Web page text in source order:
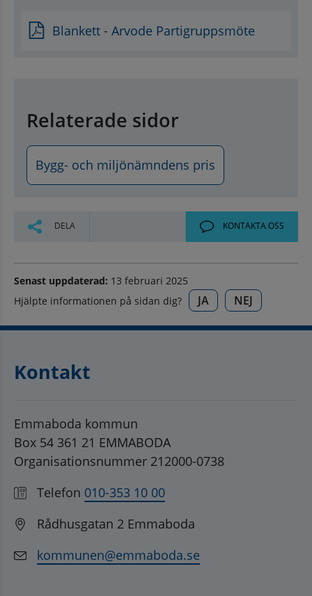
Blankett - Arvode Partigruppsmöte
Relaterade sidor
Bygg- och miljönämndens pris
DELA KONTAKTA OSS
Senast uppdaterad: 13 februari 2025
Hjälpte informationen på sidan dig?
JA NEJ
Kontakt
Emmaboda kommun
Box 54 361 21 EMMABODA
Organisationsnummer 212000-0738
Telefon 010-353 10 00
Rådhusgatan 2 Emmaboda
kommunen@emmaboda.se